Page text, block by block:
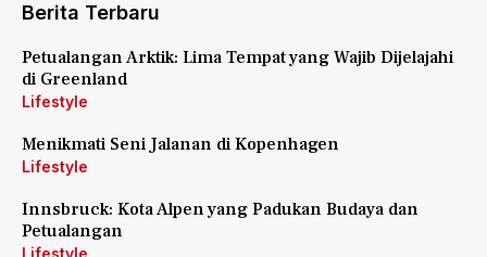
Berita Terbaru
Petualangan Arktik: Lima Tempat yang Wajib Dijelajahi
di Greenland
Lifestyle
Menikmati Seni Jalanan di Kopenhagen
Lifestyle
Innsbruck: Kota Alpen yang Padukan Budaya dan
Petualangan
Lifestyle